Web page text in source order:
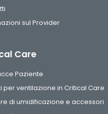
sul Provider
Care
Paziente
per ventilazione in Critical Care
di umidificazione e accessori